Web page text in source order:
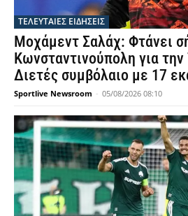
ΤΕΛΕΥΤΑΙΕΣ ΕΙΔΗΣΕΙΣ
Μοχάμεντ Σαλάχ: Φτάνει
Κωνσταντινούπολη για
Διετές συμβόλαιο με 17
Sportlive Newsroom - 05/08/2026 08:10